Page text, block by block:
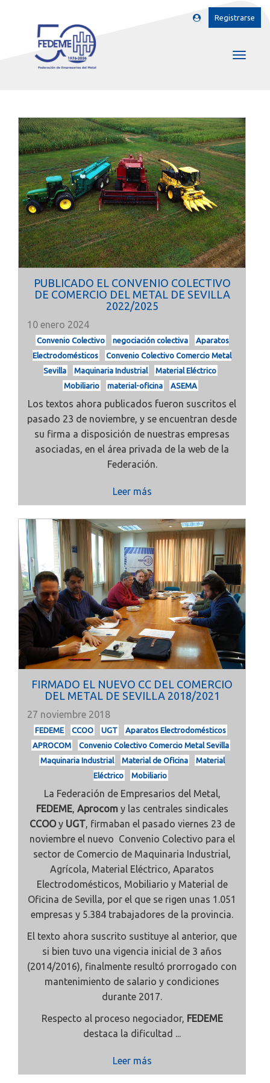
Registrarse
PUBLICADO EL CONVENIO COLECTIVO
DE COMERCIO DEL METAL DE SEVILLA
2022/2025
10 enero 2024
Convenio Colectivo negociación colectiva
Aparatos
Electrodomésticos
Convenio Colectivo Comercio Metal
Sevilla
Maquinaria Industrial
Material Eléctrico
Mobiliario
material-oficina ASEMA
Los textos ahora publicados fueron suscritos el
pasado 23 de noviembre, y se encuentran desde
su firma a disposición de nuestras empresas
asociadas, en el área privada de la web de la
Federación.
Leer más
FIRMADO EL NUEVO CC DEL COMERCIO
DEL METAL DE SEVILLA 2018/2021
27 noviembre 2018
FEDEME CCOO UGT
Aparatos Electrodomésticos
APROCOM
Convenio Colectivo Comercio Metal Sevilla
Maquinaria Industrial
Material de Oficina
Material
Eléctrico
Mobiliario
La Federación de Empresarios del Metal,
FEDEME, Aprocomy las centrales sindicales
CCOOy UGT, firmaban el pasado viernes 23 de
noviembre el nuevo Convenio Colectivo para el
sector de Comercio de Maquinaria Industrial,
Agrícola, Material Eléctrico, Aparatos
Electrodomésticos, Mobiliario y Material de
Oficina de Sevilla, por el que se rigen unas 1.051
empresas y 5.384 trabajadores de la provincia.
El texto ahora suscrito sustituye al anterior, que
si bien tuvo una vigencia inicial de 3 años
(2014/2016), finalmente resultó prorrogado con
mantenimiento de salario y condiciones
durante 2017.
Respecto al proceso negociador, FEDEME
destaca la dificultad ...
Leer más